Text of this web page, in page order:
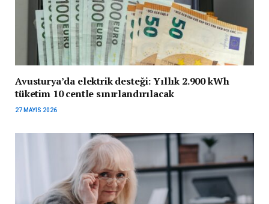
Avusturya’da elektrik desteği: Yıllık 2.900 kWh
tüketim 10 centle sınırlandırılacak
27 MAYIS 2026